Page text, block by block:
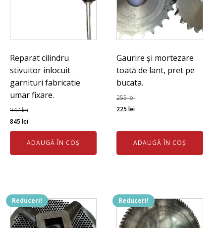
Reparat cilindru
stivuitor inlocuit
garnituri fabricatie
umar fixare.
947lei
Prețul
inițial
fost:
845 leiPrețul
curent
este:
845 lei.
ADAUGĂ ÎN COȘ
Gaurire și mortezare
toată de lant, pret pe
bucata.
255lei
Prețul
a
fost:
255 lei.
225leiPrețul
este:
225 lei.
ADAUGĂ ÎN COȘ
Reduceri! Reduceri!